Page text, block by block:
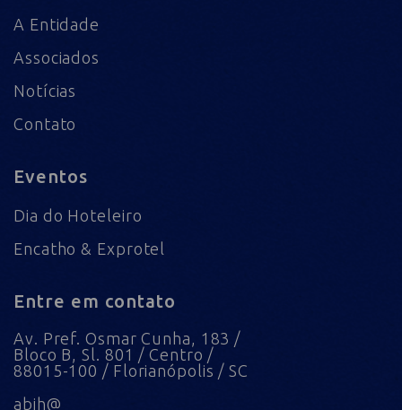
A Entidade
Associados
Notícias
Contato
Eventos
Dia do Hoteleiro
Encatho & Exprotel
Entre em contato
Av. Pref. Osmar Cunha, 183 /
Bloco B, Sl. 801 / Centro /
88015-100 / Florianópolis / SC
abih@